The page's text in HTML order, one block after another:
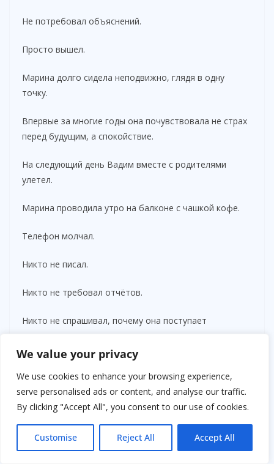
We value your privacy
We use cookies to enhance your browsing experience,
serve personalised ads or content, and analyse our traffic.
By clicking "Accept All", you consent to our use of cookies.
Customise Reject All Accept All
Не потребовал объяснений.
Просто вышел.
Марина долго сидела неподвижно, глядя в одну
точку.
Впервые за многие годы она почувствовала не страх
перед будущим, а спокойствие.
На следующий день Вадим вместе с родителями
улетел.
Марина проводила утро на балконе с чашкой кофе.
Телефон молчал.
Никто не писал.
Никто не требовал отчётов.
Никто не спрашивал, почему она поступает
Это ощущение свободы казалось непривычным.
Вечером она открыла сайт туристического агентства
и неожиданно купила себе другой тур.
Не в Черногорию.